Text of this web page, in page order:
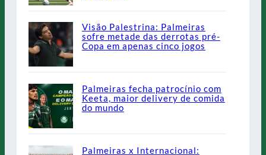
Visão Palestrina: Palmeiras
sofre metade das derrotas pré-
Copa em apenas cinco jogos
Palmeiras fecha patrocínio com
Keeta, maior delivery de comida
do mundo
Palmeiras x Internacional: